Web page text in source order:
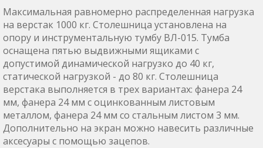
Максимальная равномерно распределенная нагрузка
на верстак 1000 кг. Столешница установлена на
опору и инструментальную тумбу ВЛ-015. Тумба
оснащена пятью выдвижными ящиками с
допустимой динамической нагрузко до 40 кг,
статической нагрузкой - до 80 кг. Столешница
верстака выполняется в трех вариантах: фанера 24
мм, фанера 24 мм с оцинкованным листовым
металлом, фанера 24 мм со стальным листом 3 мм.
Дополнительно на экран можно навесить различные
аксесуары с помощью зацепов.